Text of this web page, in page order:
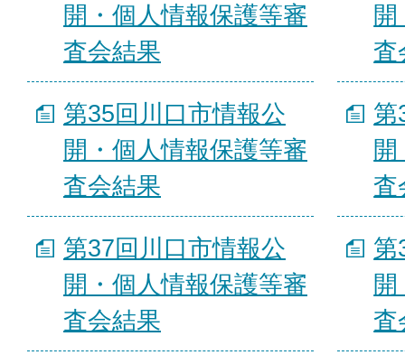
開・個人情報保護等審
査会結果
査
第35回川口市情報公
開・個人情報保護等審
査会結果
第
査
第37回川口市情報公
開・個人情報保護等審
査会結果
第
査